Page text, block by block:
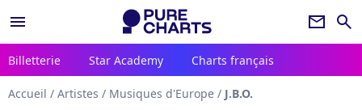
menu newsletter search
Billetterie Star Academy Charts français
Accueil / Artistes / Musiques d'Europe / J.B.O.